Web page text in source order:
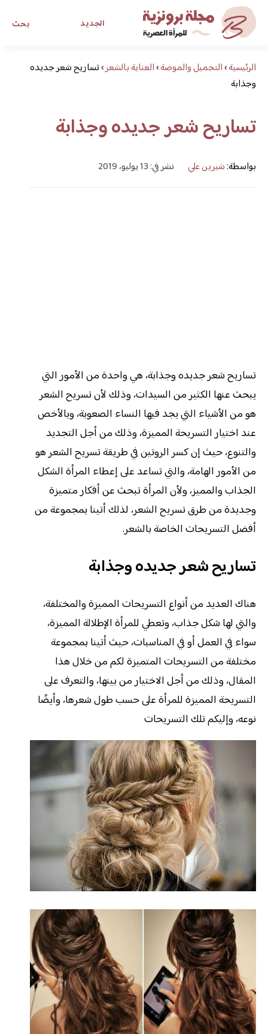
بحث الجديد
مجلة برونزية للفتاة العصريةالرئيسية›التجميل والموضة›العناية بالشعر›تساريح شعر جديده
وجذابة
تساريح شعر جديده وجذابة
بواسطة:شيرين علي نشر في: 13 يوليو، 2019
تساريح شعر جديده وجذابة، هي واحدة من الأمور التي
يبحث عنها الكثير من السيدات، وذلك لأن تسريح الشعر
هو من الأشياء التي يجد فيها النساء الصعوبة، وبالأخص
عند اختيار التسريحة المميزة، وذلك من أجل التجديد
والتنوع، حيث إن كسر الروتين في طريقة تسريح الشعر هو
من الأمور الهامة، والتي تساعد على إعطاء المرأة الشكل
الجذاب والمميز، ولأن المرأة تبحث عن أفكار متميزة
وجديدة من طرق تسريح الشعر، لذلك أتينا بمجموعة من
أفضل التسريحات الخاصة بالشعر.
تساريح شعر جديده وجذابة
هناك العديد من أنواع التسريحات المميزة والمختلفة،
والتي لها شكل جذاب، وتعطي للمرأة الإطلالة المميزة،
سواء في العمل أو في المناسبات، حيث أتينا بمجموعة
مختلفة من التسريحات المتميزة لكم من خلال هذا
المقال، وذلك من أجل الاختيار من بينها، والتعرف على
التسريحة المميزة للمرأة على حسب طول شعرها، وأيضًا
نوعه، وإليكم تلك التسريحات